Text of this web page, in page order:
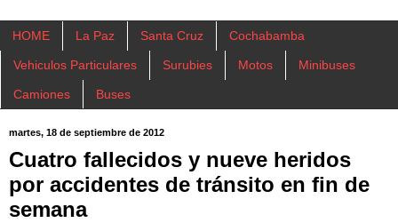
HOME La Paz Santa Cruz Cochabamba
Vehiculos Particulares Surubies Motos Minibuses
Camiones Buses
martes, 18 de septiembre de 2012
Cuatro fallecidos y nueve heridos
por accidentes de tránsito en fin de
semana